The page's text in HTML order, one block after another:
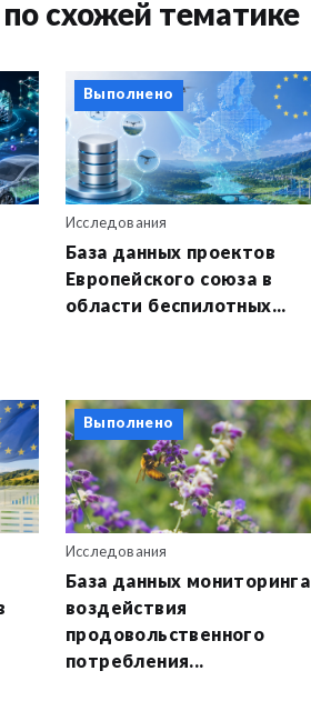
схожей тематике
Выполнено
Исследования
База данных проектов
Европейского союза в
области беспилотных...
Выполнено
Исследования
База данных мониторинга
воздействия
продовольственного
потребления...